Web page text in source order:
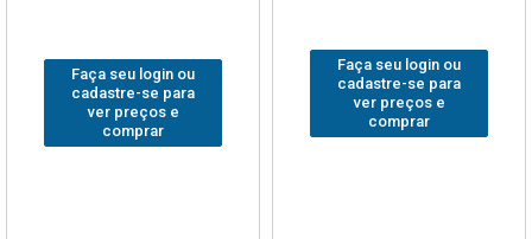
Faça seu login ou
cadastre-se para
ver preços e
comprar
Faça seu login ou
cadastre-se para
ver preços e
comprar